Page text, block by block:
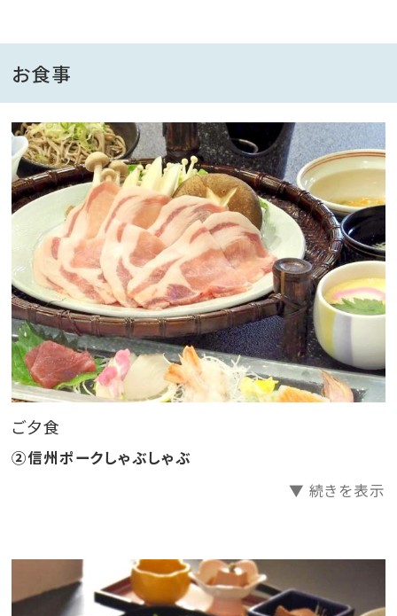
①当館名物！大きさ20cm特大ニシン姿焼肴＋海鮮
鍋 or
②信州ポークしゃぶしゃぶ
お1人はニシン焼魚き＋海鮮鍋、お1人は信州ポークし
ゃぶしゃぶ…と別メニューを選び、シェアされるお客様
も多いですよ♪
一晩中入浴できる掛け流し温泉は、入浴後もしばらくの
間カラダ全体が
「ポッカ ポッカ」と保温持続効果があります。
当館自営の青果市場直送の旬野菜を中心に使用した郷
季節感ある盛り付けや器で「温かいものは温かいうち
に」お出しする手造り会席料理をお楽しみ下さい。
お食事
ご夕食
②信州ポークしゃぶしゃぶ
▼ 続きを表示